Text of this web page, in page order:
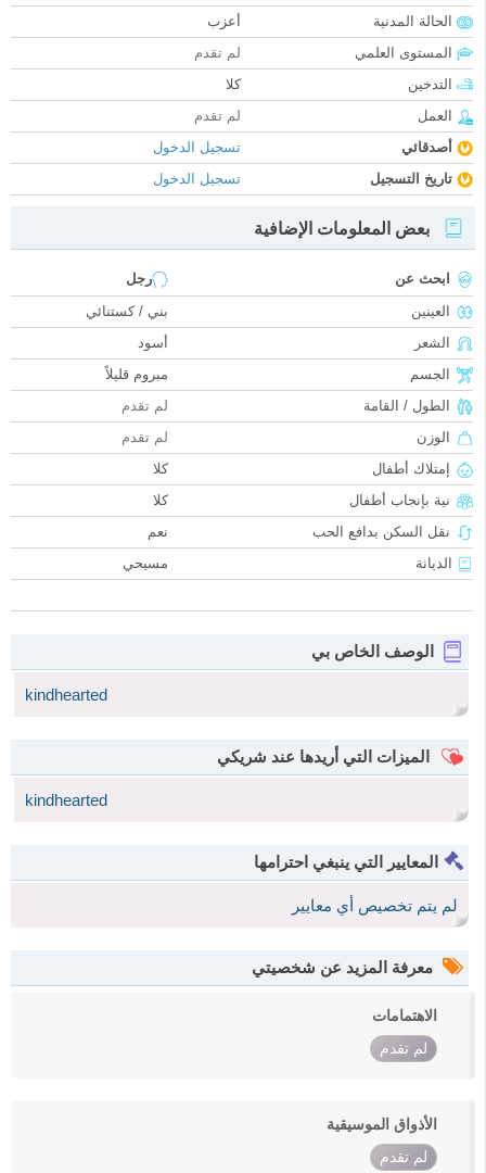
الحالة المدنية
أعزب
المستوى العلمي
لم تقدم
التدخين
كلا
العمل
لم تقدم
أصدقائي
تسجيل الدخول
تاريخ التسجيل
تسجيل الدخول
بعض المعلومات الإضافية
ابحث عن
رجل
العينين
بني / كستنائي
الشعر
أسود
الجسم
مبروم قليلاً
الطول / القامة
لم تقدم
الوزن
لم تقدم
إمتلاك أطفال
كلا
نية بإنجاب أطفال
كلا
نقل السكن بدافع الحب
نعم
الديانة
مسيحي
الوصف الخاص بي
kindhearted
الميزات التي أريدها عند شريكي
kindhearted
المعايير التي ينبغي احترامها
لم يتم تخصيص أي معايير
معرفة المزيد عن شخصيتي
الاهتمامات
لم تقدم
الأذواق الموسيقية
لم تقدم